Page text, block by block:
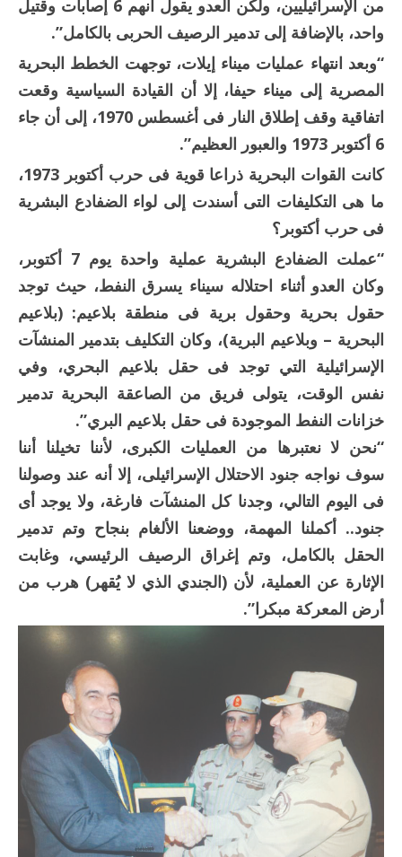
من الإسرائيليين، ولكن العدو يقول أنهم 6 إصابات وقتيل
واحد، بالإضافة إلى تدمير الرصيف الحربى بالكامل”.
“وبعد انتهاء عمليات ميناء إيلات، توجهت الخطط البحرية
المصرية إلى ميناء حيفا، إلا أن القيادة السياسية وقعت
اتفاقية وقف إطلاق النار فى أغسطس 1970، إلى أن جاء
كانت القوات البحرية ذراعا قوية فى حرب أكتوبر 1973،
ما هى التكليفات التى أسندت إلى لواء الضفادع البشرية
فى حرب أكتوبر؟
“عملت الضفادع البشرية عملية واحدة يوم 7 أكتوبر،
وكان العدو أثناء احتلاله سيناء يسرق النفط، حيث توجد
حقول بحرية وحقول برية فى منطقة بلاعيم: (بلاعيم
البحرية – وبلاعيم البرية)، وكان التكليف بتدمير المنشآت
الإسرائيلية التي توجد فى حقل بلاعيم البحري، وفي
نفس الوقت، يتولى فريق من الصاعقة البحرية تدمير
خزانات النفط الموجودة فى حقل بلاعيم البري”.
“نحن لا نعتبرها من العمليات الكبرى، لأننا تخيلنا أننا
سوف نواجه جنود الاحتلال الإسرائيلى، إلا أنه عند وصولنا
فى اليوم التالي، وجدنا كل المنشآت فارغة، ولا يوجد أى
جنود.. أكملنا المهمة، ووضعنا الألغام بنجاح وتم تدمير
الحقل بالكامل، وتم إغراق الرصيف الرئيسي، وغابت
الإثارة عن العملية، لأن (الجندي الذي لا يُقهر) هرب من
أرض المعركة مبكرا”.